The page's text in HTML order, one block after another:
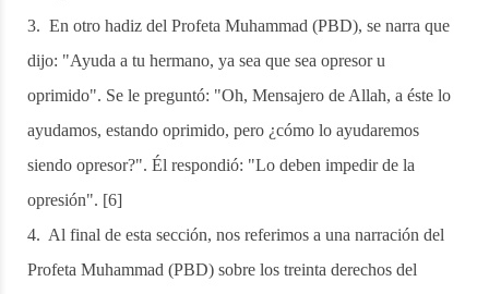
3. En otro hadiz del Profeta Muhammad (PBD), se narra que
dijo: "Ayuda a tu hermano, ya sea que sea opresor u
oprimido". Se le preguntó: "Oh, Mensajero de Allah, a éste lo
ayudamos, estando oprimido, pero ¿cómo lo ayudaremos
siendo opresor?". Él respondió: "Lo deben impedir de la
opresión". [6]
4. Al final de esta sección, nos referimos a una narración del
Profeta Muhammad (PBD) sobre los treinta derechos del